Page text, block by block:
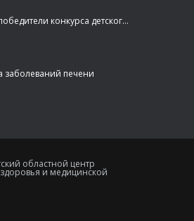
Определены победители конкурса детского рисунка «Я шагаю по Оренбуржью»
заболеваний печени
здоровье головного мозга
областной центр
и медицинской